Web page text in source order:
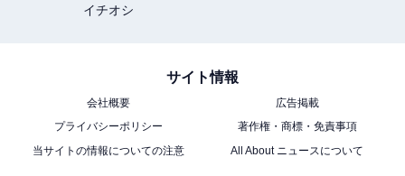
イチオシ
サイト情報
会社概要
広告掲載
プライバシーポリシー
著作権・商標・免責事項
当サイトの情報についての注意
All About ニュースについて